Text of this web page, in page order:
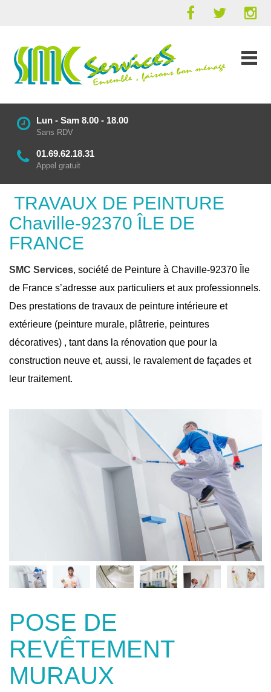
Lun - Sam 8.00 - 18.00
Sans RDV
01.69.62.18.31
Appel gratuit
TRAVAUX DE PEINTURE
Chaville-92370 ÎLE DE
FRANCE
SMC Services, société de Peinture à Chaville-92370 Île
de France s’adresse aux particuliers et aux professionnels.
Des prestations de travaux de peinture intérieure et
extérieure (peinture murale, plâtrerie, peintures
décoratives) , tant dans la rénovation que pour la
construction neuve et, aussi, le ravalement de façades et
leur traitement.
POSE DE
REVÊTEMENT
MURAUX